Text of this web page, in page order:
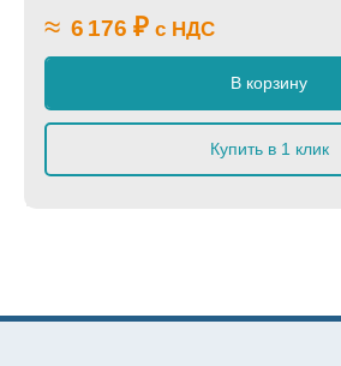
≈ 6 176 ₽ с НДС
В корзину
Купить в 1 клик